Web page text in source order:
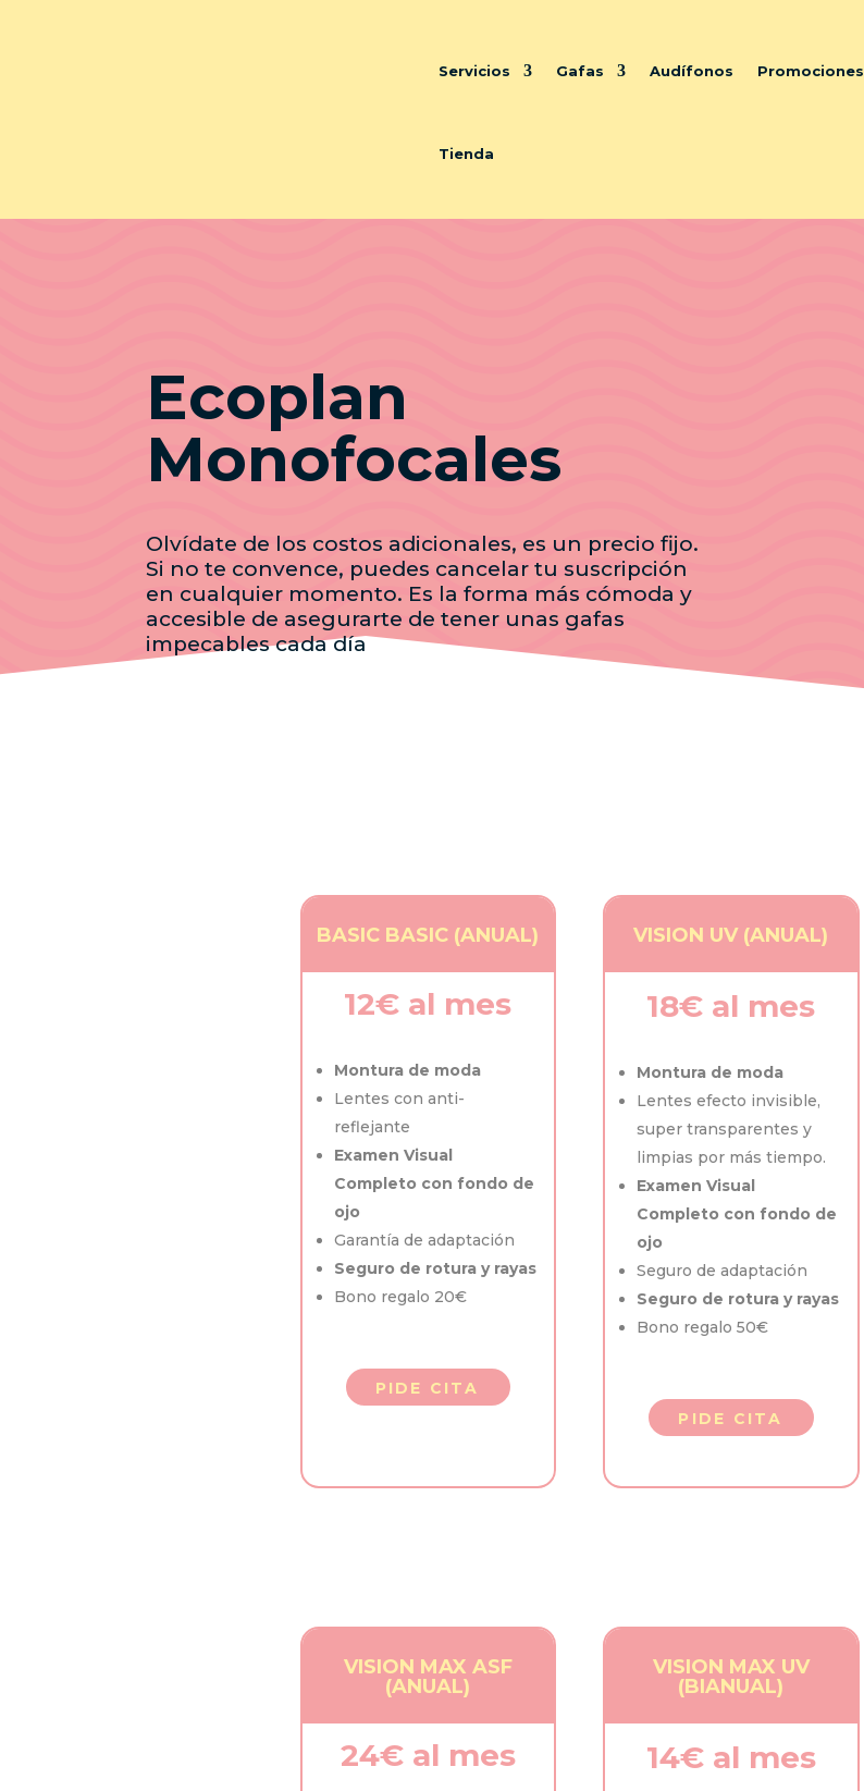
Servicios Gafas Audífonos Promociones
Tienda
Ecoplan
Monofocales
Olvídate de los costos adicionales, es un precio fijo.
Si no te convence, puedes cancelar tu suscripción
en cualquier momento. Es la forma más cómoda y
accesible de asegurarte de tener unas gafas
impecables cada día
BASIC BASIC (ANUAL)
12€ al mes
Montura de moda
Lentes con anti-
reflejante
Examen Visual
Completo con fondo de
ojo
Garantía de adaptación
Seguro de rotura y rayas
Bono regalo 20€
PIDE CITA
VISION UV (ANUAL)
18€ al mes
Montura de moda
Lentes efecto invisible,
super transparentes y
limpias por más tiempo.
Examen Visual
Completo con fondo de
ojo
Seguro de adaptación
Seguro de rotura y rayas
Bono regalo 50€
PIDE CITA
VISION MAX ASF
(ANUAL)
24€ al mes
VISION MAX UV
(BIANUAL)
14€ al mes